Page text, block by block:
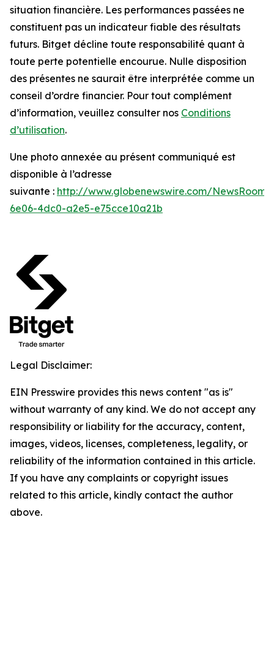
situation financière. Les performances passées ne
constituent pas un indicateur fiable des résultats
futurs. Bitget décline toute responsabilité quant à
toute perte potentielle encourue. Nulle disposition
des présentes ne saurait être interprétée comme un
conseil d’ordre financier. Pour tout complément
d’information, veuillez consulter nos Conditions
d’utilisation.
Une photo annexée au présent communiqué est
disponible à l’adresse
suivante : http://www.globenewswire.com/
6e06-4dc0-a2e5-e75cce10a21b
Legal Disclaimer:
EIN Presswire provides this news content "as is"
without warranty of any kind. We do not accept any
responsibility or liability for the accuracy, content,
images, videos, licenses, completeness, legality, or
reliability of the information contained in this article.
If you have any complaints or copyright issues
related to this article, kindly contact the author
above.